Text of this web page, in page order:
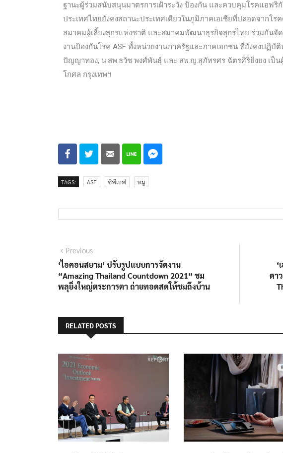
ฐานะผู้ร่วมสนับสนุนมาตรการเฝ้าระวัง ป้องกัน และควบคุมโรคแอฟริ
ประเทศไทยยังคงสถานะประเทศเดียวในภูมิภาคเอเชียที่ปลอดจากโร
สมาคมผู้เลี้ยงสุกรแห่งชาติ และสมาคมพัฒนาธุรกิจสุกรไทย ร่วมกัน
งานป้องกันโรค ASF ทั้งหน่วยงานภาครัฐและภาคเอกชน ที่ยังคงปฏิบั
ปัญญาทอง, น.สพ.ธวัช พงศ์พันธุ์ และ สพ.ญ.สุภัทรศร ฉัตรศิริยิ่งยง เป็
โกศล กรุงเทพฯ
TAGS: ASF ซีพีเอฟ หมู
Previous
‘ไอคอนสยาม’ ปรับรูปแบบการจัดงาน
“Amazing Thailand Countdown 2021” ชม
พลุยิ่งใหญ่ตระการตา ถ่ายทอดสดให้ชมถึงบ้าน
‘
ดา
RELATED POSTS